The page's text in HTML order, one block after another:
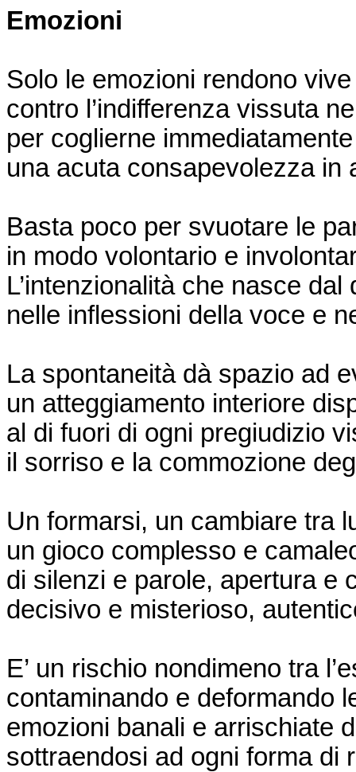
Emozioni
Solo le emozioni rendono
contro l’indifferenza vissuta
per coglierne
una acuta consapevolezza in
Basta poco per svuotare le
in modo volontario e
L’intenzionalità che nasce
nelle inflessioni della voce e
La spontaneità dà spazio ad
un atteggiamento interiore
al di fuori di ogni pregiudizio
il sorriso e la commozione
Un formarsi, un cambiare tra
un gioco complesso e
di silenzi e parole, apertura e
decisivo e misterioso,
E’ un rischio nondimeno tra
contaminando e deformando
emozioni banali e arrischiate
sottraendosi ad ogni forma di